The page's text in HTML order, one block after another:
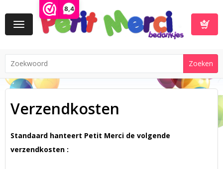
8,4
Toggle
navigation
Verzendkosten
Standaard hanteert Petit Merci de volgende
verzendkosten :